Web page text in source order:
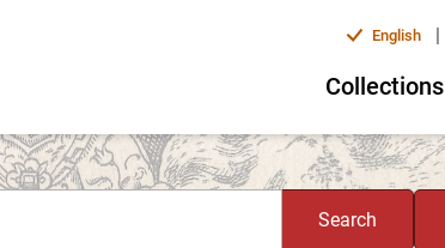
English |
Collections
Search